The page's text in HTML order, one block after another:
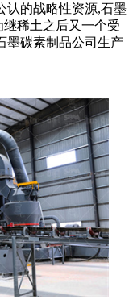
认的战略性资源,石墨
稀土之后又一个受
墨碳素制品公司生产